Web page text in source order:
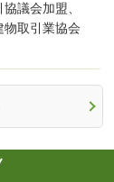
議会加盟、
物取引業協会